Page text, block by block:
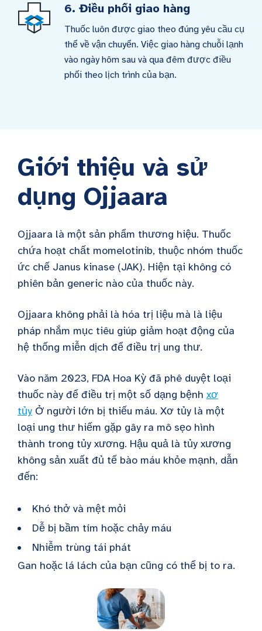
6. Điều phối giao hàng
Thuốc luôn được giao theo đúng yêu cầu cụ
thể về vận chuyển. Việc giao hàng chuỗi lạnh
vào ngày hôm sau và qua đêm được điều
phối theo lịch trình của bạn.
Giới thiệu và sử
dụng Ojjaara
Ojjaara là một sản phẩm thương hiệu. Thuốc
chứa hoạt chất momelotinib, thuộc nhóm thuốc
ức chế Janus kinase (JAK). Hiện tại không có
phiên bản generic nào của thuốc này.
Ojjaara không phải là hóa trị liệu mà là liệu
pháp nhắm mục tiêu giúp giảm hoạt động của
hệ thống miễn dịch để điều trị ung thư.
Vào năm 2023, FDA Hoa Kỳ đã phê duyệt loại
thuốc này để điều trị một số dạng bệnh xơ
tủy Ở người lớn bị thiếu máu. Xơ tủy là một
loại ung thư hiếm gặp gây ra mô sẹo hình
thành trong tủy xương. Hậu quả là tủy xương
không sản xuất đủ tế bào máu khỏe mạnh, dẫn
đến:
Khó thở và mệt mỏi
Dễ bị bầm tím hoặc chảy máu
Nhiễm trùng tái phát
Gan hoặc lá lách của bạn cũng có thể bị to ra.